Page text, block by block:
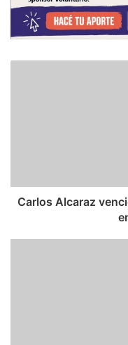
Carlos Alcaraz